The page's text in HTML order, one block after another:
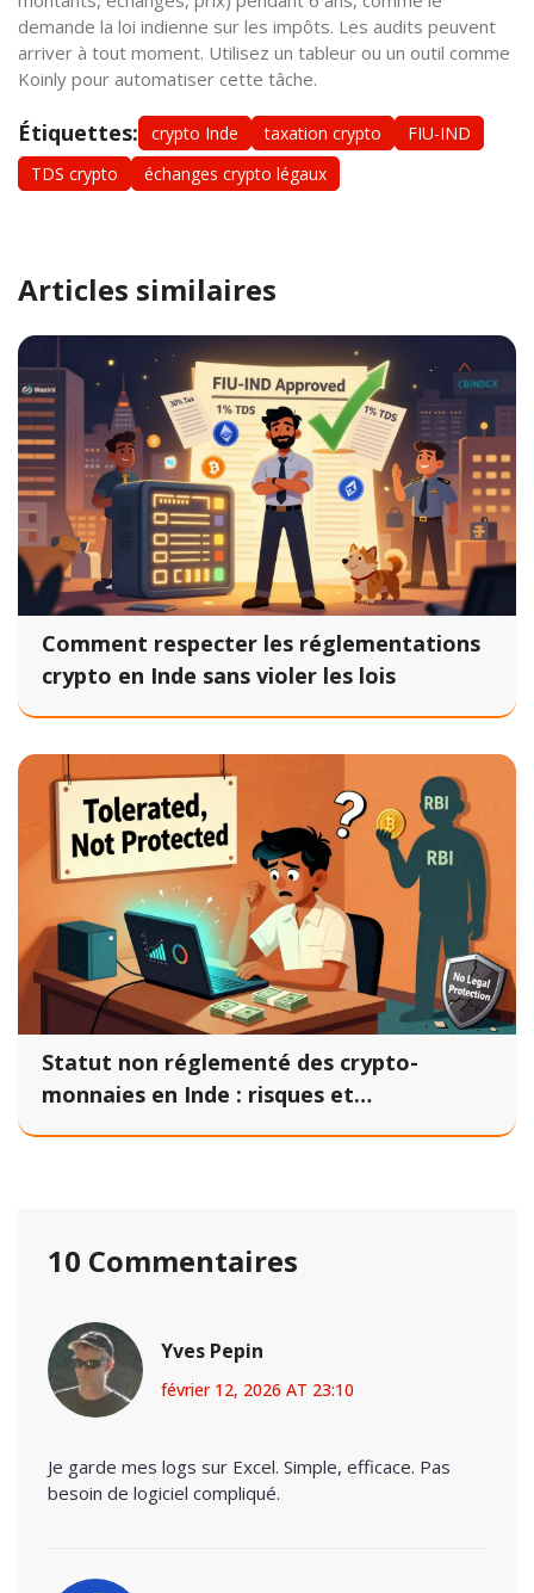
demande la loi indienne sur les impôts. Les audits peuvent
arriver à tout moment. Utilisez un tableur ou un outil comme
Koinly pour automatiser cette tâche.
Étiquettes: crypto Inde taxation crypto
FIU-IND
TDS crypto
échanges crypto légaux
Articles similaires
Comment respecter les réglementations
crypto en Inde sans violer les lois
Statut non réglementé des crypto-
monnaies en Inde : risques et
10 Commentaires
Yves Pepin
février 12, 2026 AT 23:10
Je garde mes logs sur Excel. Simple, efficace. Pas
besoin de logiciel compliqué.